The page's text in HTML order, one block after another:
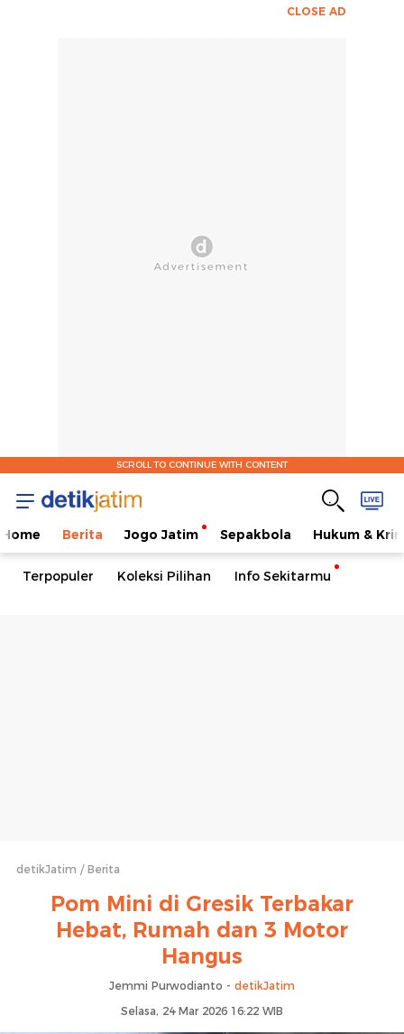
CLOSE AD
SCROLL TO CONTINUE WITH CONTENT
Home Berita Jogo Jatim Sepakbola Hukum &
Terpopuler Koleksi Pilihan Info Sekitarmu
detikJatim Berita
Pom Mini di Gresik Terbakar
Hebat, Rumah dan 3 Motor
Hangus
Jemmi Purwodianto - detikJatim
Selasa, 24 Mar 2026 16:22 WIB